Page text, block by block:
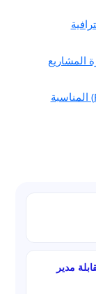
المشاريع
كيف تختار دورة إدارة المشاريع الاحترافية (PMP) المناسبة
مدير